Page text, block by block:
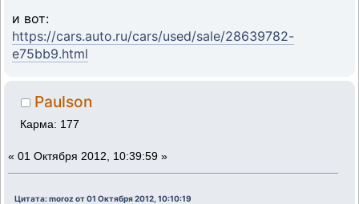
и вот:
https://cars.auto.ru/cars/used/sale/28639782-
e75bb9.html
Paulson
Карма: 177
« 01 Октября 2012, 10:39:59 »
Цитата: moroz от 01 Октября 2012, 10:10:19